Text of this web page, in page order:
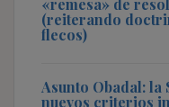
(reiterando
flecos)
Asunto Obadal:
nuevos criterios